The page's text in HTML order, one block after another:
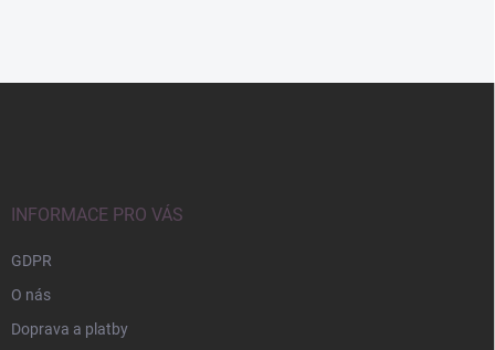
INFORMACE PRO VÁS
GDPR
O nás
Doprava a platby